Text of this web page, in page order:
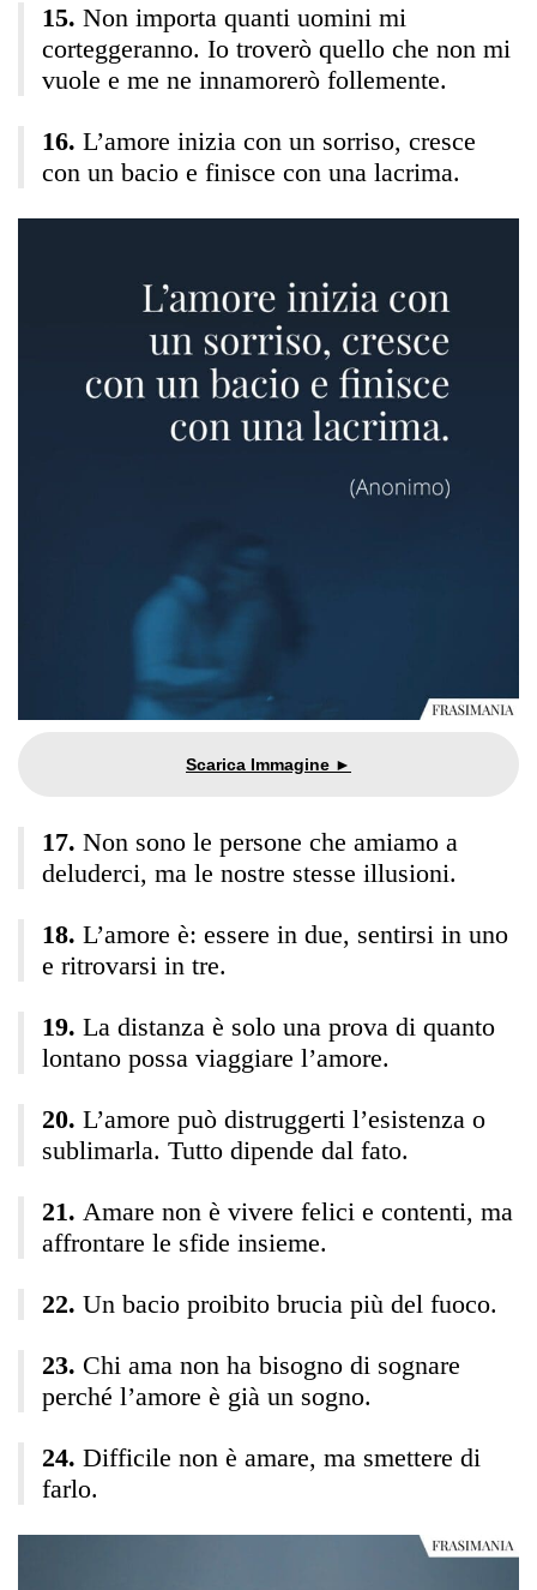
Non importa quanti uomini mi
corteggeranno. Io troverò quello che non mi
vuole e me ne innamorerò follemente.
L’amore inizia con un sorriso, cresce
con un bacio e finisce con una lacrima.
Non sono le persone che amiamo a
deluderci, ma le nostre stesse illusioni.
L’amore è: essere in due, sentirsi in uno
e ritrovarsi in tre.
La distanza è solo una prova di quanto
lontano possa viaggiare l’amore.
L’amore può distruggerti l’esistenza o
sublimarla. Tutto dipende dal fato.
Amare non è vivere felici e contenti, ma
affrontare le sfide insieme.
Un bacio proibito brucia più del fuoco.
Chi ama non ha bisogno di sognare
perché l’amore è già un sogno.
Difficile non è amare, ma smettere di
farlo.